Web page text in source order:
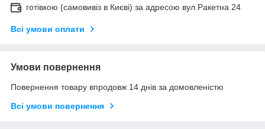
готівкою (самовивіз в Києві) за адресою вул.Ракетна 24
Всі умови оплати
Умови повернення
Повернення товару впродовж 14 днів за домовленістю
Всі умови повернення